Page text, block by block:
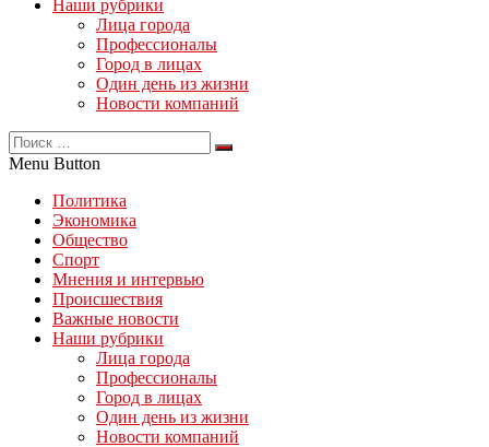
Наши рубрики
Лица города
Профессионалы
Город в лицах
Один день из жизни
Новости компаний
Menu Button
Политика
Экономика
Общество
Спорт
Мнения и интервью
Происшествия
Важные новости
Наши рубрики
Лица города
Профессионалы
Город в лицах
Один день из жизни
Новости компаний